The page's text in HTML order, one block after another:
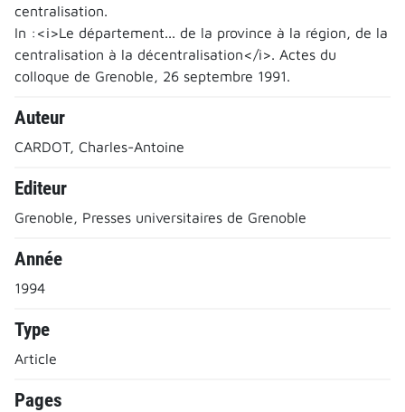
centralisation.
In :<i>Le département... de la province à la région, de la
centralisation à la décentralisation</i>. Actes du
colloque de Grenoble, 26 septembre 1991.
Auteur
CARDOT, Charles-Antoine
Editeur
Grenoble, Presses universitaires de Grenoble
Année
1994
Type
Article
Pages